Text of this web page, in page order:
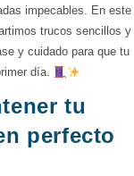
impecables. En este
trucos sencillos y
y cuidado para que tu
día.
tu
perfecto